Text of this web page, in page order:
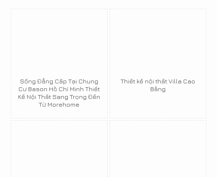
Sống Đẳng Cấp Tại Chung
Cư Bason Hồ Chí Minh Thiết
Kế Nội Thất Sang Trọng Đến
Từ Morehome
Thiết kế nội thất Villa Cao
Bằng